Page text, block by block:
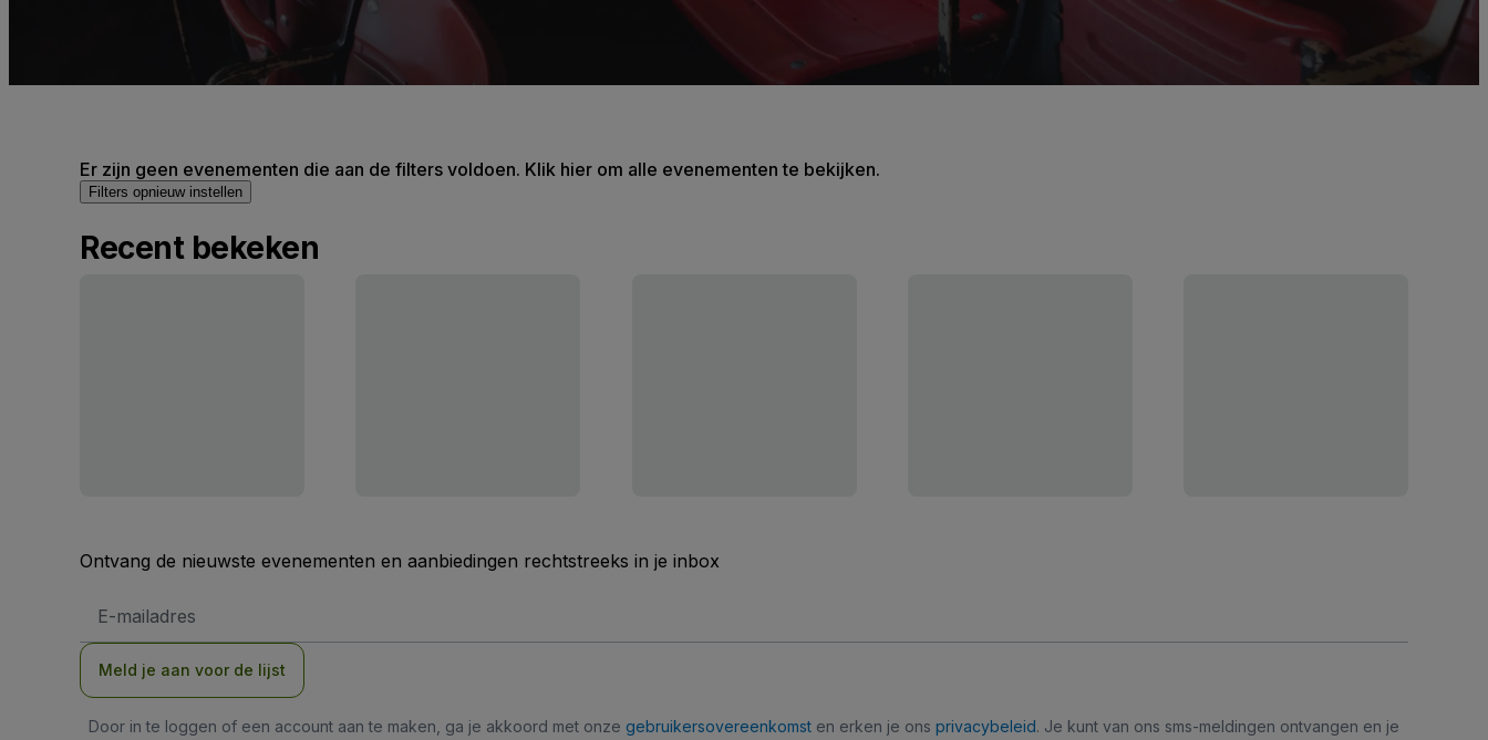
Er zijn geen evenementen die aan de filters voldoen. Klik hier om alle evenementen te bekijken.
Filters opnieuw instellen
Recent bekeken
Ontvang de nieuwste evenementen en aanbiedingen rechtstreeks in je inbox
mailadres
Meld je aan voor de lijst
Door in te loggen of een account aan te maken, ga je akkoord met onze gebruikersovereenkomst en erken je ons privacybeleid. Je kunt van ons sms-meldingen ontvangen en je